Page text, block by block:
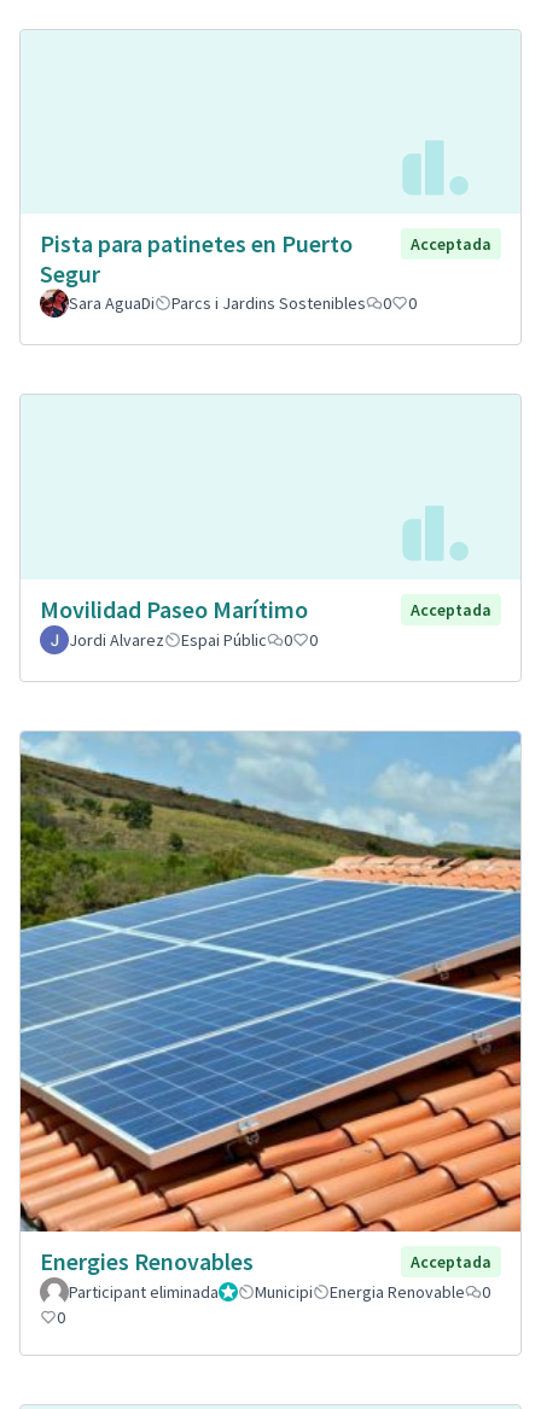
Pista para patinetes en Puerto
Segur
Acceptada
Sara AguaDi Parcs i Jardins Sostenibles 0 0
Movilidad Paseo Marítimo
Acceptada
Jordi Alvarez
Espai Públic 0 0
Energies Renovables
Acceptada
Participant eliminadaAdministrador
Municipi Energia Renovable
0
0